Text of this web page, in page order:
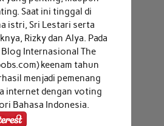
Saat ini tinggal di
istri, Sri Lestari serta
Rizky dan Alya. Pada
Internasional The
keenam tahun
menjadi pemenang
internet dengan voting
Bahasa Indonesia.